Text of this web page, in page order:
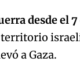
desde el
a Gaza.